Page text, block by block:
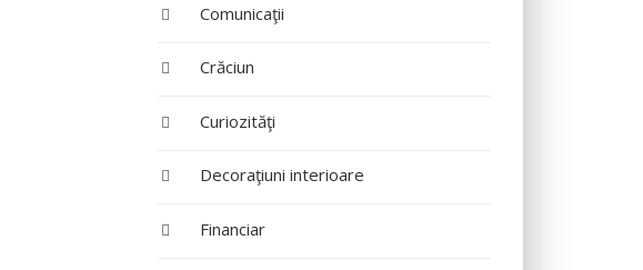
Comunicaţii
Crăciun
Curiozităţi
Decoraţiuni interioare
Financiar